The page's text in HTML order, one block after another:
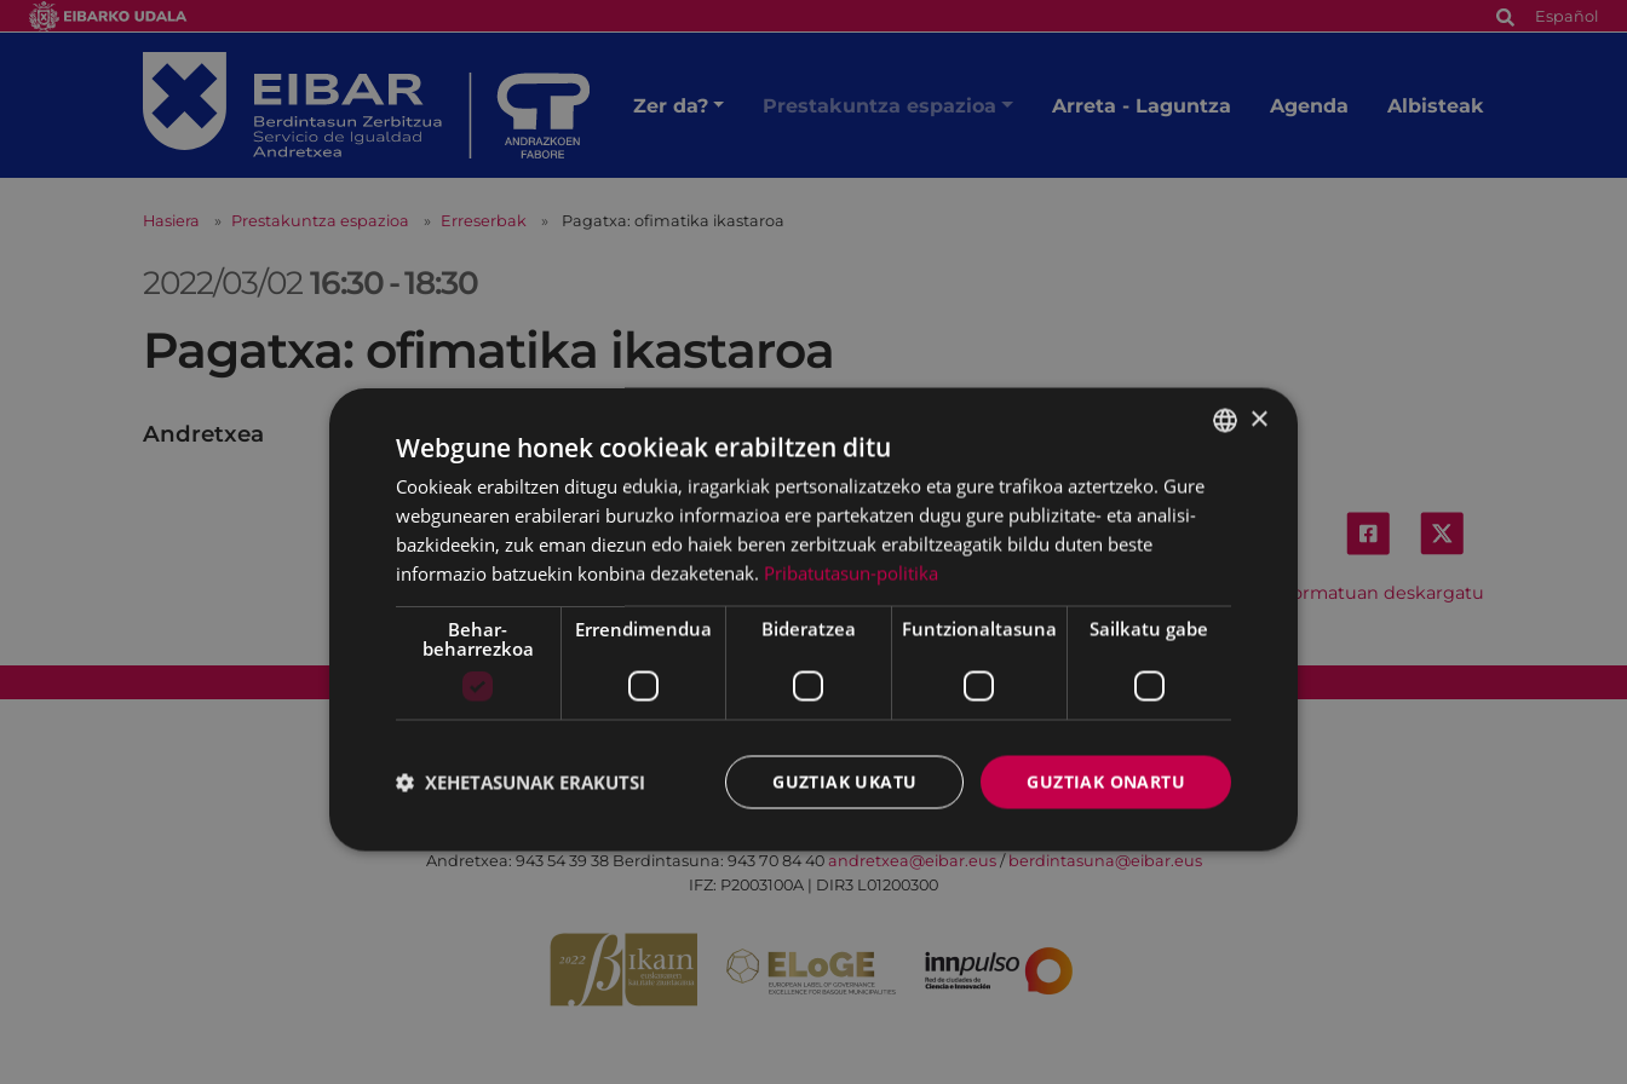
Español
Zer da? Prestakuntza espazioa Arreta - Laguntza Agenda Albisteak
Hasiera Prestakuntza espazioa Erreserbak Pagatxa: ofimatika ikastaroa
2022/03/0216:30-18:30
Pagatxa: ofimatika ikastaroa
Andretxea
Hitzordu hau iCal formatuan deskargatu
Web mapa Irisgarritasuna Kontaktua Lege-oharra Cookien politika
Udalaren sare sozial guztiak
Andretxea: 943 54 39 38 Berdintasuna: 943 70 84 40 andretxea@eibar.eus/ berdintasuna@eibar.eus
IFZ: P2003100A | DIR3 L01200300
BASQUE
SPANISH
×
Webgune honek cookieak erabiltzen ditu
Cookieak erabiltzen ditugu edukia, iragarkiak pertsonalizatzeko eta gure trafikoa aztertzeko. Gure
webgunearen erabilerari buruzko informazioa ere partekatzen dugu gure publizitate- eta analisi-
bazkideekin, zuk eman diezun edo haiek beren zerbitzuak erabiltzeagatik bildu duten beste
informazio batzuekin konbina dezaketenak. Pribatutasun-politika
Behar-
beharrezkoa
Errendimendua Bideratzea Funtzionaltasuna Sailkatu gabe
GUZTIAK ONARTU
GUZTIAK UKATU
XEHETASUNAK ERAKUTSI